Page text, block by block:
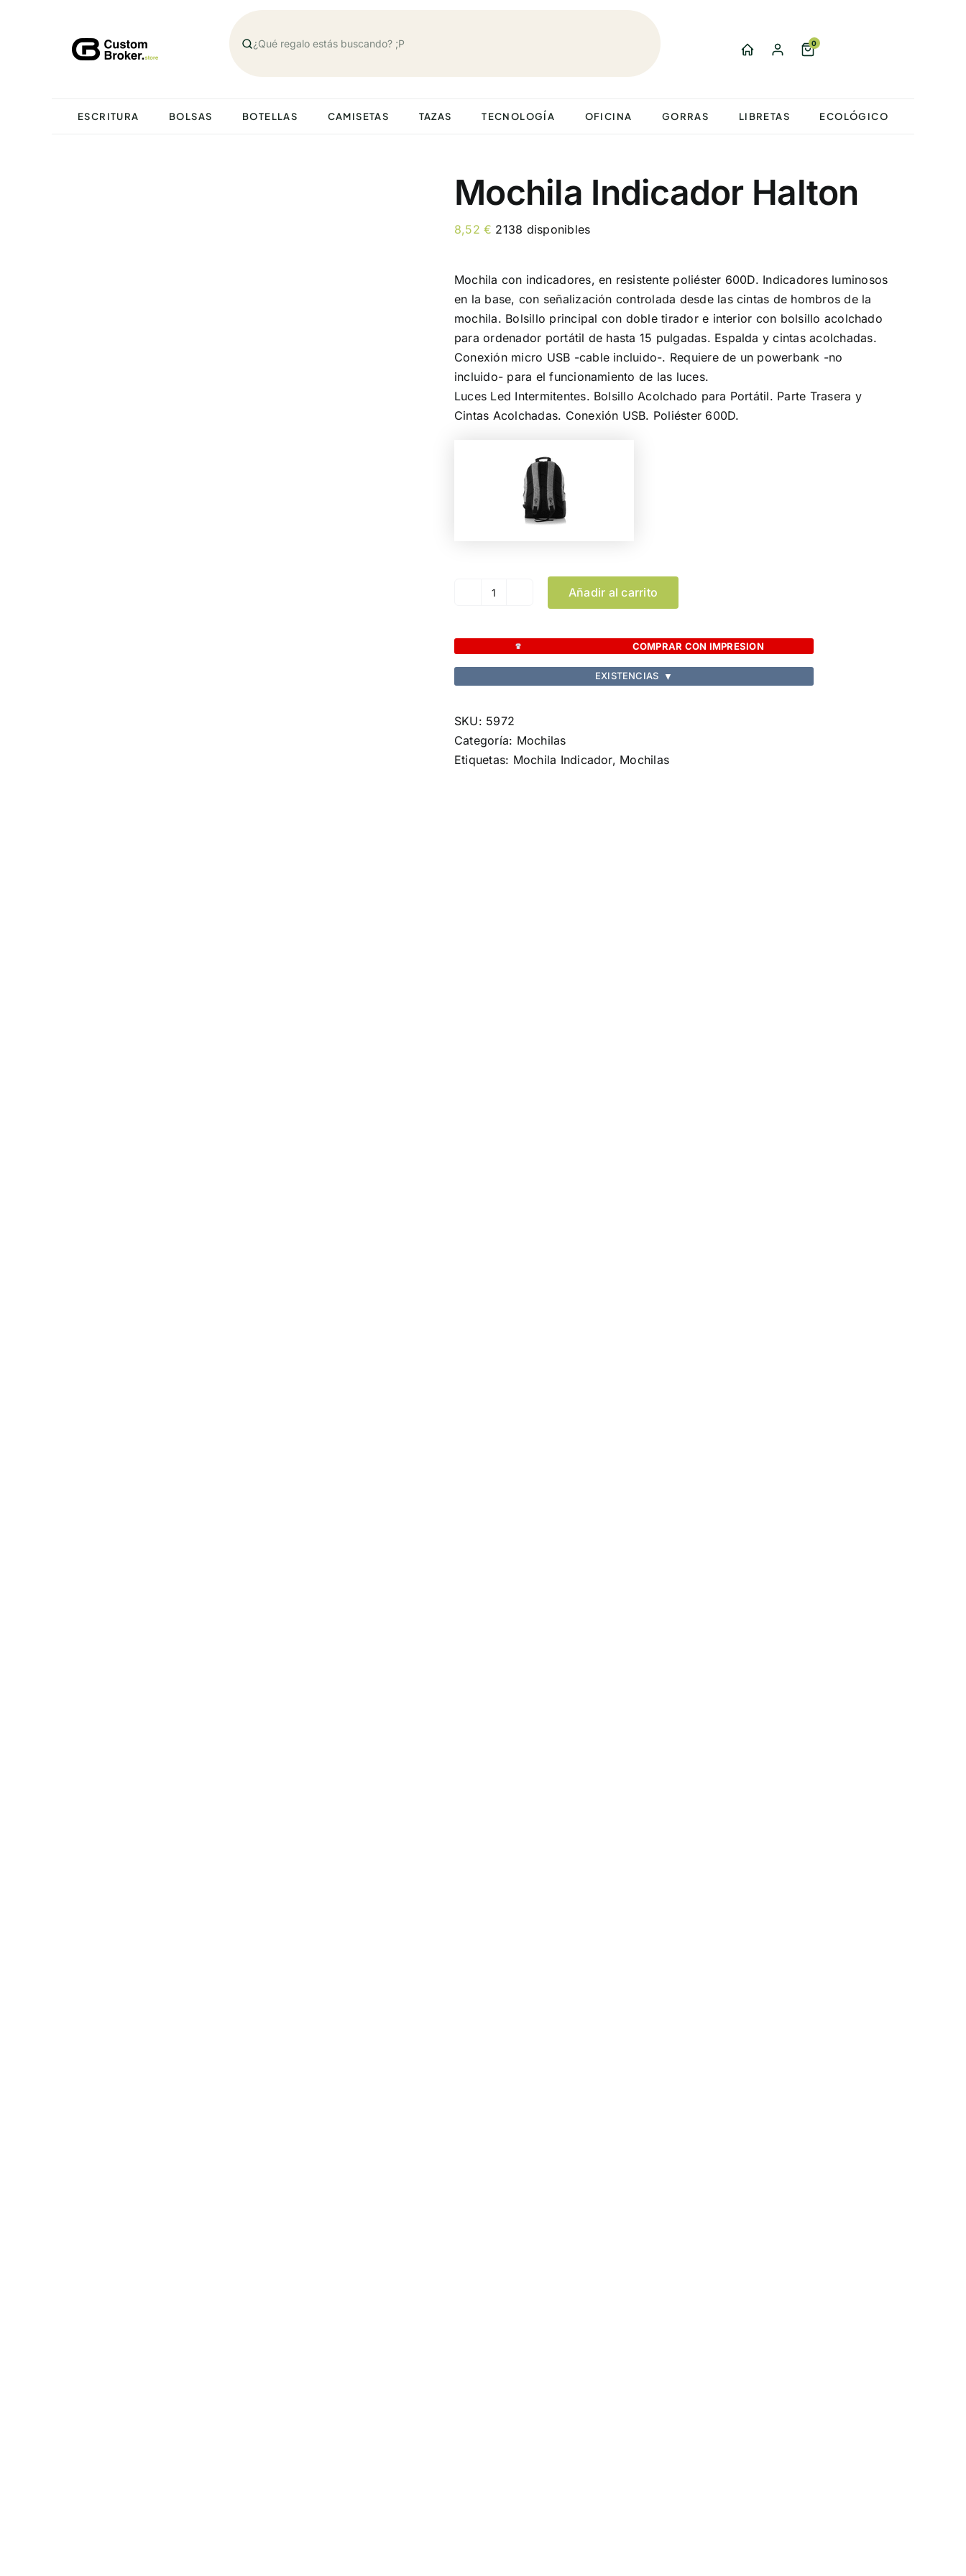
0
ESCRITURA BOLSAS BOTELLAS CAMISETAS TAZAS TECNOLOGÍA OFICINA GORRAS LIBRETAS ECOLÓGICO
Mochila Indicador Halton
8,52€ 2138 disponibles
Mochila con indicadores, en resistente poliéster 600D. Indicadores luminosos
en la base, con señalización controlada desde las cintas de hombros de la
mochila. Bolsillo principal con doble tirador e interior con bolsillo acolchado
para ordenador portátil de hasta 15 pulgadas. Espalda y cintas acolchadas.
Conexión micro USB -cable incluido-. Requiere de un powerbank -no
incluido- para el funcionamiento de las luces.
Luces Led Intermitentes. Bolsillo Acolchado para Portátil. Parte Trasera y
Cintas Acolchadas. Conexión USB. Poliéster 600D.
Mochila
Halton
cantidad
Añadir al carrito
COMPRAR CON IMPRESION
EXISTENCIAS ▼
SKU: 5972
Categoría: Mochilas
Etiquetas: Mochila Indicador, Mochilas